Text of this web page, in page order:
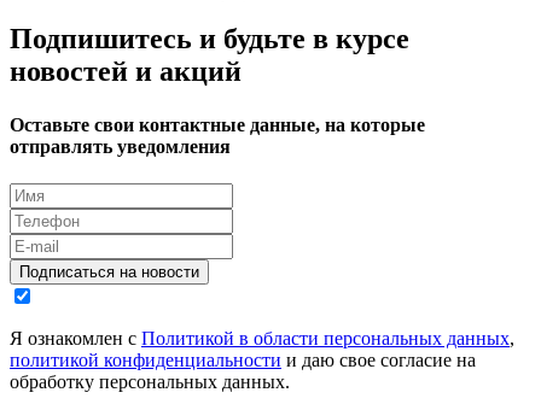
Подпишитесь и будьте в курсе
новостей и акций
Оставьте свои контактные данные, на которые
отправлять уведомления
Подписаться на новости
Я ознакомлен с Политикой в области персональных данных,
политикой конфиденциальности и даю свое согласие на
обработку персональных данных.